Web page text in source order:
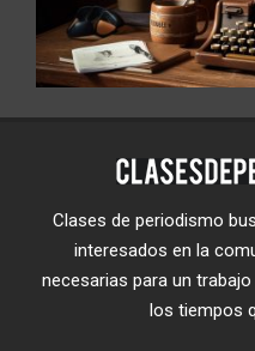
Clases de periodismo
interesados en la
necesarias para un
los tiempos